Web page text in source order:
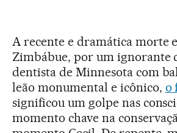
A recente e dramática morte
Zimbábue, por um ignorante
dentista de Minnesota com
leão monumental e icônico, o
significou um golpe nas
momento chave na